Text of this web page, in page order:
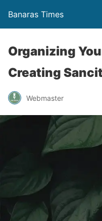
Banaras Times
Organizing
Creating
Webmaster